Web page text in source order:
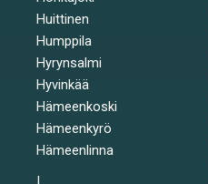
Huittinen
Humppila
Hyrynsalmi
Hyvinkää
Hämeenkoski
Hämeenkyrö
Hämeenlinna